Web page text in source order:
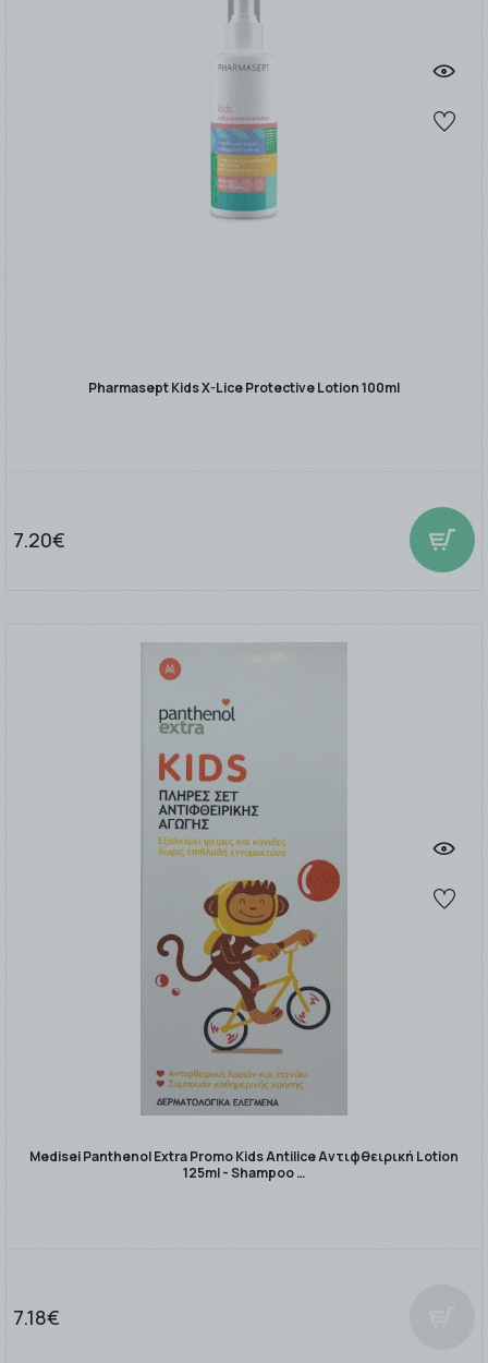
Pharmasept Kids X-Lice Protective Lotion 100ml
7.20€
Medisei Panthenol Extra Promo Kids Antilice Αντιφθειρική Lotion
125ml - Shampoo …
7.18€